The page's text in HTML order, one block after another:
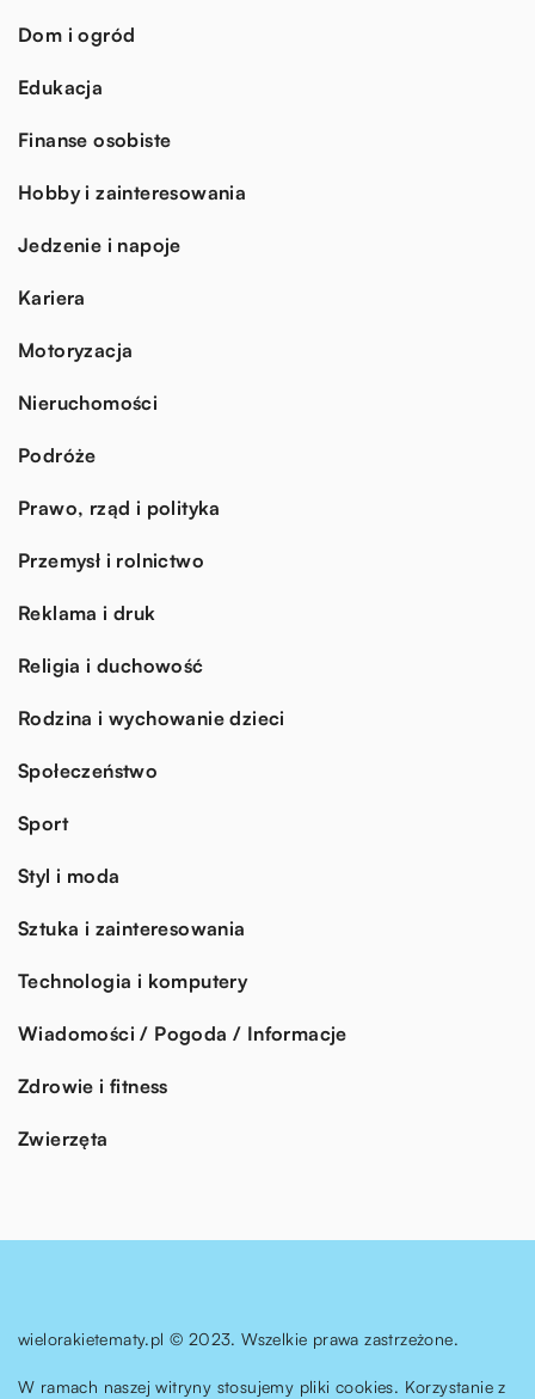
Dom i ogród
Edukacja
Finanse osobiste
Hobby i zainteresowania
Jedzenie i napoje
Kariera
Motoryzacja
Nieruchomości
Podróże
Prawo, rząd i polityka
Przemysł i rolnictwo
Reklama i druk
Religia i duchowość
Rodzina i wychowanie dzieci
Społeczeństwo
Sport
Styl i moda
Sztuka i zainteresowania
Technologia i komputery
Wiadomości / Pogoda / Informacje
Zdrowie i fitness
Zwierzęta
wielorakietematy.pl © 2023. Wszelkie prawa zastrzeżone.
W ramach naszej witryny stosujemy pliki cookies. Korzystanie z